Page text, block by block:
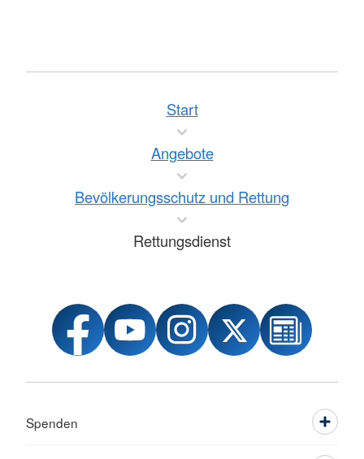
Start
Angebote
Bevölkerungsschutz und Rettung
Rettungsdienst
Spenden